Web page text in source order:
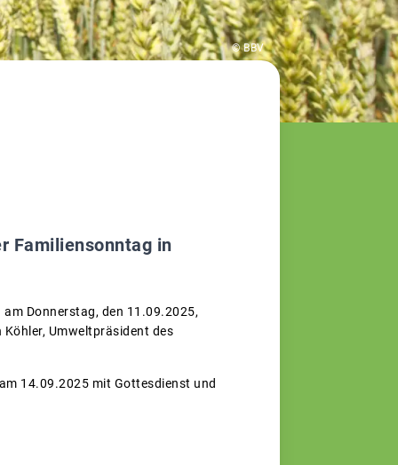
© BBV
Familiensonntag in
Donnerstag, den 11.09.2025,
Umweltpräsident des
14.09.2025 mit Gottesdienst und